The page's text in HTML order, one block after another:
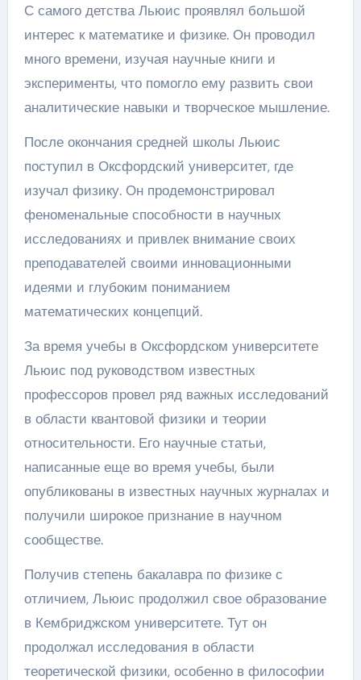
С самого детства Льюис проявлял большой
интерес к математике и физике. Он проводил
много времени, изучая научные книги и
эксперименты, что помогло ему развить свои
аналитические навыки и творческое мышление.
После окончания средней школы Льюис
поступил в Оксфордский университет, где
изучал физику. Он продемонстрировал
феноменальные способности в научных
исследованиях и привлек внимание своих
преподавателей своими инновационными
идеями и глубоким пониманием
математических концепций.
За время учебы в Оксфордском университете
Льюис под руководством известных
профессоров провел ряд важных исследований
в области квантовой физики и теории
относительности. Его научные статьи,
написанные еще во время учебы, были
опубликованы в известных научных журналах и
получили широкое признание в научном
сообществе.
Получив степень бакалавра по физике с
отличием, Льюис продолжил свое образование
в Кембриджском университете. Тут он
продолжал исследования в области
теоретической физики, особенно в философии